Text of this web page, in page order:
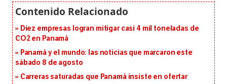
Diez empresas logran mitigar casi 4 mil toneladas de
CO2 en Panamá
Panamá y el mundo: las noticias que marcaron este
sábado 8 de agosto
Carreras saturadas que Panamá insiste en ofertar